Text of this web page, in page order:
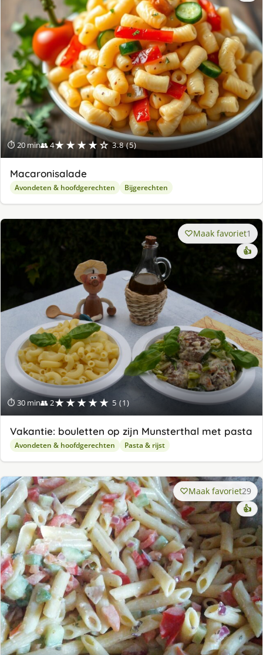
⏱ 20 min👥 4★★★★☆ 3.8 (5)
Macaronisalade
Avondeten & hoofdgerechten Bijgerechten
⏱ 30 min👥 2★★★★★ 5 (1)
Maak favoriet1
👍
Vakantie: bouletten op zijn Munsterthal met pasta
Avondeten & hoofdgerechten Pasta & rijst
Maak favoriet29
👍